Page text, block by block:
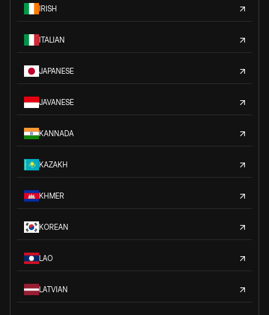
IRISH
ITALIAN
JAPANESE
JAVANESE
KANNADA
KAZAKH
KHMER
KOREAN
LAO
LATVIAN